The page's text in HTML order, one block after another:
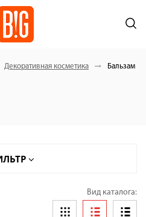
Декоративная косметика Бальзам
Вид каталога: